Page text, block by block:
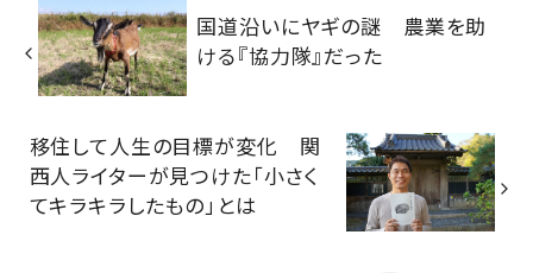
国道沿いにヤギの謎 農業を助
ける『協力隊』だった
移住して人生の目標が変化 関
西人ライターが見つけた「小さく
てキラキラしたもの」とは